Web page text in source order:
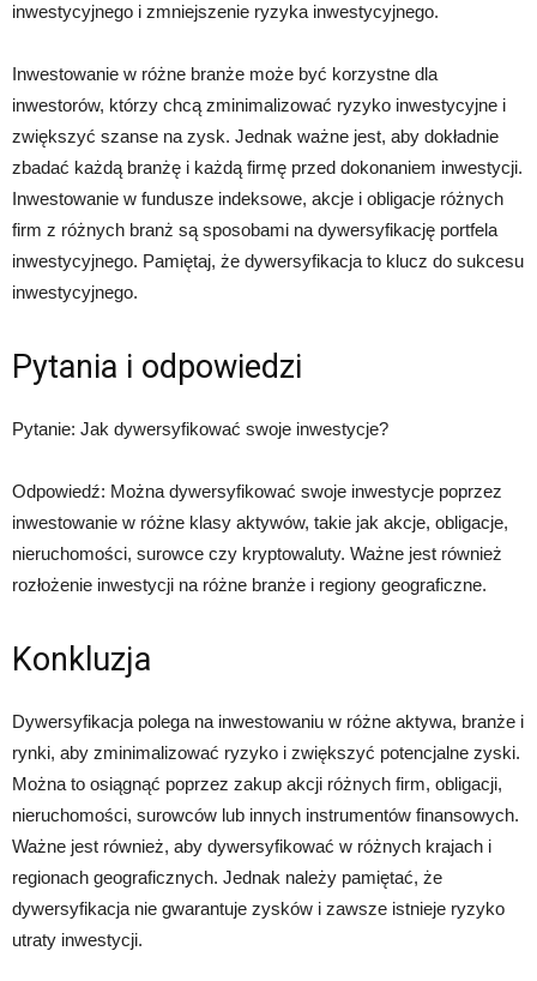
inwestycyjnego i zmniejszenie ryzyka inwestycyjnego.
Inwestowanie w różne branże może być korzystne dla
inwestorów, którzy chcą zminimalizować ryzyko inwestycyjne i
zwiększyć szanse na zysk. Jednak ważne jest, aby dokładnie
zbadać każdą branżę i każdą firmę przed dokonaniem inwestycji.
Inwestowanie w fundusze indeksowe, akcje i obligacje różnych
firm z różnych branż są sposobami na dywersyfikację portfela
inwestycyjnego. Pamiętaj, że dywersyfikacja to klucz do sukcesu
inwestycyjnego.
Pytania i odpowiedzi
Pytanie: Jak dywersyfikować swoje inwestycje?
Odpowiedź: Można dywersyfikować swoje inwestycje poprzez
inwestowanie w różne klasy aktywów, takie jak akcje, obligacje,
nieruchomości, surowce czy kryptowaluty. Ważne jest również
rozłożenie inwestycji na różne branże i regiony geograficzne.
Konkluzja
Dywersyfikacja polega na inwestowaniu w różne aktywa, branże i
rynki, aby zminimalizować ryzyko i zwiększyć potencjalne zyski.
Można to osiągnąć poprzez zakup akcji różnych firm, obligacji,
nieruchomości, surowców lub innych instrumentów finansowych.
Ważne jest również, aby dywersyfikować w różnych krajach i
regionach geograficznych. Jednak należy pamiętać, że
dywersyfikacja nie gwarantuje zysków i zawsze istnieje ryzyko
utraty inwestycji.